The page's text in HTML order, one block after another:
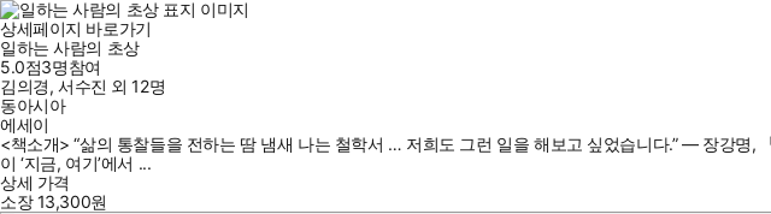
상세페이지 바로가기
일하는 사람의 초상
5.0점3명참여
김의경, 서수진 외12명
동아시아
에세이
<책소개> “삶의 통찰들을 전하는 땀 냄새 나는 철학서 … 저희도 그런 일을 해보고 싶었습니다.” — 장강명
이 ‘지금, 여기’에서 ...
상세 가격
소장13,300원